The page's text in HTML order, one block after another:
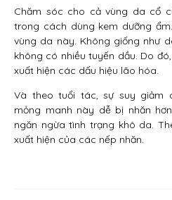
Chăm sóc cho cả vùng da cổ
trong cách dùng kem dưỡng
vùng da này. Không giống như
không có nhiều tuyến dầu. Do
xuất hiện các dấu hiệu lão hóa.
Và theo tuổi tác, sự suy giảm
mỏng manh này dễ bị nhăn
ngăn ngừa tình trạng khô da.
xuất hiện của các nếp nhăn.